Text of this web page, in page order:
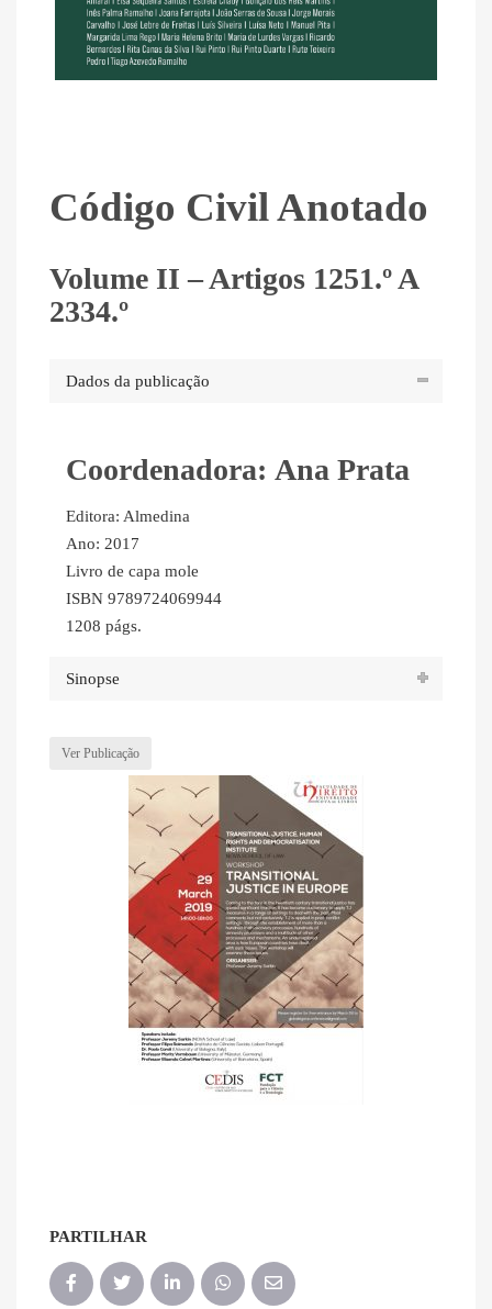
Código Civil Anotado
Volume II – Artigos 1251.º A
2334.º
Dados da publicação
Coordenadora: Ana Prata
Editora: Almedina
Ano: 2017
Livro de capa mole
ISBN 9789724069944
1208 págs.
Sinopse
Ver Publicação
PARTILHAR